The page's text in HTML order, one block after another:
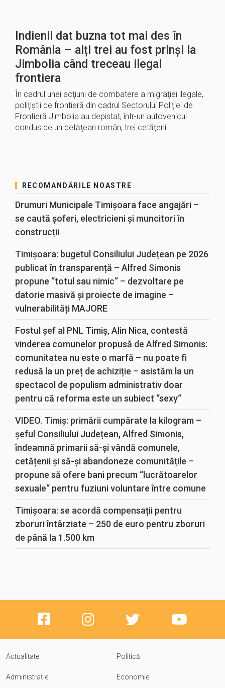
Indienii dat buzna tot mai des în
România – alți trei au fost prinși la
Jimbolia când treceau ilegal
frontiera
În cadrul unei acţiuni de combatere a migraţiei ilegale,
poliţiştii de frontieră din cadrul Sectorului Poliţiei de
Frontieră Jimbolia au depistat, într-un autovehicul
condus de un cetăţean român, trei cetăţeni…
RECOMANDĂRILE NOASTRE
Drumuri Municipale Timișoara face angajări –
se caută șoferi, electricieni și muncitori în
construcții
Timișoara: bugetul Consiliului Județean pe 2026
publicat în transparență – Alfred Simonis
propune “totul sau nimic“ – dezvoltare pe
datorie masivă și proiecte de imagine –
vulnerabilități MAJORE
Fostul șef al PNL Timiș, Alin Nica, contestă
vinderea comunelor propusă de Alfred Simonis:
comunitatea nu este o marfă – nu poate fi
redusă la un preț de achiziție – asistăm la un
spectacol de populism administrativ doar
pentru că reforma este un subiect “sexy“
VIDEO. Timiș: primării cumpărate la kilogram –
șeful Consiliului Județean, Alfred Simonis,
îndeamnă primarii să-și vândă comunele,
cetățenii și să-și abandoneze comunitățile –
propune să ofere bani precum “lucrătoarelor
sexuale“ pentru fuziuni voluntare între comune
Timișoara: se acordă compensații pentru
zboruri întârziate – 250 de euro pentru zboruri
de până la 1.500 km
Actualitate Politică
Administrație Economie